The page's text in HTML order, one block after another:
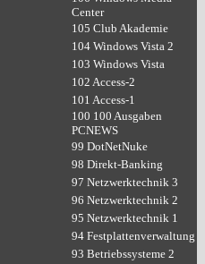
Center
105 Club Akademie
104 Windows Vista 2
103 Windows Vista
102 Access-2
101 Access-1
100 100 Ausgaben
PCNEWS
99 DotNetNuke
98 Direkt-Banking
97 Netzwerktechnik 3
96 Netzwerktechnik 2
95 Netzwerktechnik 1
94 Festplattenverwaltung
93 Betriebssysteme 2